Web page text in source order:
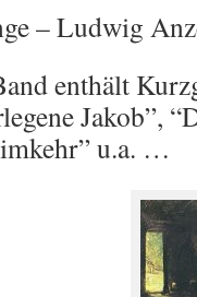
– Ludwig
enthält
Jakob”,
u.a. …